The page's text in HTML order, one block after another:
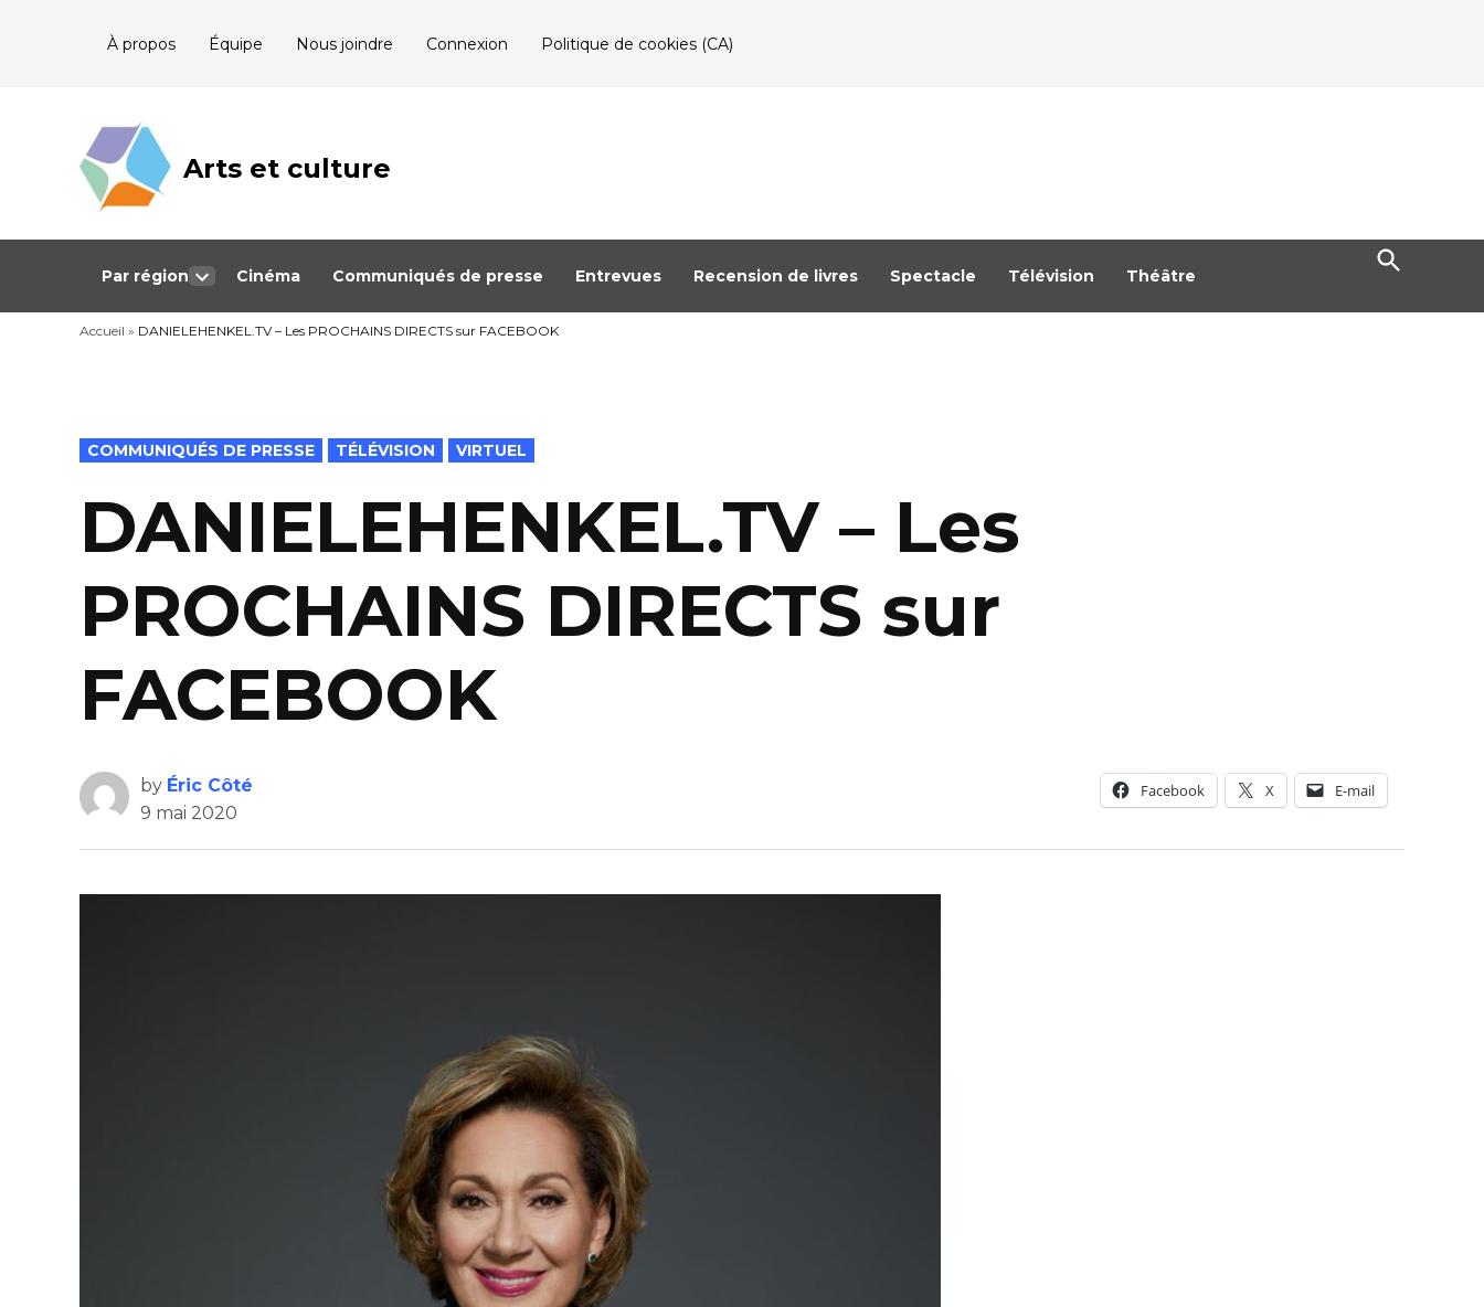
À propos Équipe Nous joindre Connexion Politique de cookies (CA)
Arts et culture
Journalisme
Québec
Par région
dropdown
menu
Cinéma Communiqués de presse Entrevues Recension de livres Spectacle Télévision Théâtre
Open
Search
Accueil » DANIELEHENKEL.TV – Les PROCHAINS DIRECTS sur FACEBOOK
POSTED
IN
COMMUNIQUÉS DE PRESSE TÉLÉVISION VIRTUEL
DANIELEHENKEL.TV – Les
PROCHAINS DIRECTS sur
FACEBOOK
by Éric Côté
9 mai 2020
Facebook X E-mail